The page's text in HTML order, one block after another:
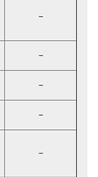
-
-
-
-
-